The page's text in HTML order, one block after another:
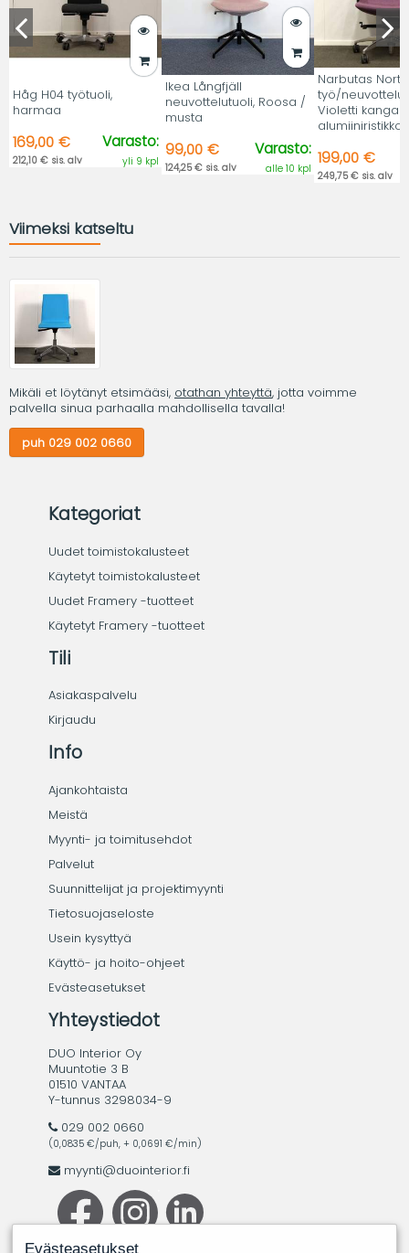
Håg H04 työtuoli,
harmaa
169,00 €
212,10 € sis. alv
Varasto:
yli 9 kpl
Ikea Långfjäll
neuvottelutuoli, Roosa /
musta
99,00 €
124,25 € sis. alv
Varasto:
alle 10 kpl
Narbutas
työ/
Violetti kangas,
alumiiniristikko.
199,00 €
249,75 € sis. alv
Viimeksi katseltu
Mikäli et löytänyt etsimääsi, otathan yhteyttä, jotta voimme
palvella sinua parhaalla mahdollisella tavalla!
puh 029 002 0660
Kategoriat
Uudet toimistokalusteet
Käytetyt toimistokalusteet
Uudet Framery -tuotteet
Käytetyt Framery -tuotteet
Tili
Asiakaspalvelu
Kirjaudu
Info
Ajankohtaista
Meistä
Myynti- ja toimitusehdot
Palvelut
Suunnittelijat ja projektimyynti
Tietosuojaseloste
Usein kysyttyä
Käyttö- ja hoito-ohjeet
Evästeasetukset
Yhteystiedot
DUO Interior Oy
Muuntotie 3 B
01510 VANTAA
Y-tunnus 3298034-9
029 002 0660
(0,0835 €/puh, + 0,0691 €/min)
myynti@duointerior.fi
Evästeasetukset